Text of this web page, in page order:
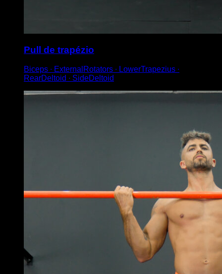
Pull de trapézio
Biceps ∙ ExternalRotators ∙ LowerTrapezius ∙
RearDeltoid ∙ SideDeltoid